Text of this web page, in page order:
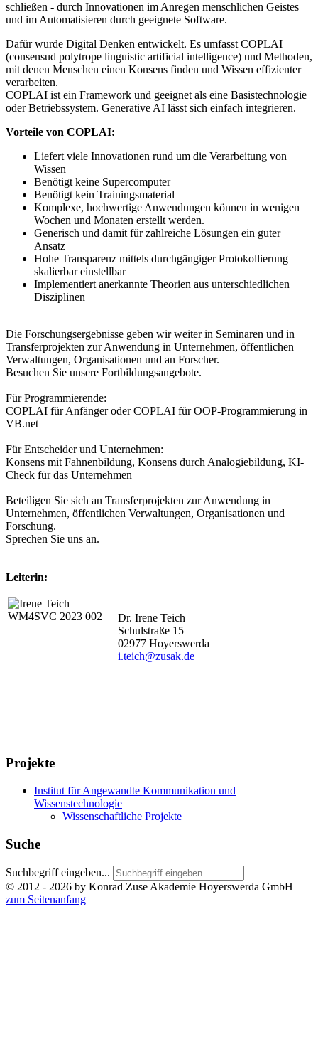
schließen - durch Innovationen im Anregen menschlichen Geistes
und im Automatisieren durch geeignete Software.
Dafür wurde Digital Denken entwickelt. Es umfasst COPLAI
(consensud polytrope linguistic artificial intelligence) und Methoden,
mit denen Menschen einen Konsens finden und Wissen effizienter
verarbeiten.
COPLAI ist ein Framework und geeignet als eine Basistechnologie
oder Betriebssystem. Generative AI lässt sich einfach integrieren.
Vorteile von COPLAI:
Liefert viele Innovationen rund um die Verarbeitung von
Wissen
Benötigt keine Supercomputer
Benötigt kein Trainingsmaterial
Komplexe, hochwertige Anwendungen können in wenigen
Wochen und Monaten erstellt werden.
Generisch und damit für zahlreiche Lösungen ein guter
Ansatz
Hohe Transparenz mittels durchgängiger Protokollierung
skalierbar einstellbar
Implementiert anerkannte Theorien aus unterschiedlichen
Disziplinen
Die Forschungsergebnisse geben wir weiter in Seminaren und in
Transferprojekten zur Anwendung in Unternehmen, öffentlichen
Verwaltungen, Organisationen und an Forscher.
Besuchen Sie unsere Fortbildungsangebote.
Für Programmierende:
COPLAI für Anfänger oder COPLAI für OOP-Programmierung in
VB.net
Für Entscheider und Unternehmen:
Konsens mit Fahnenbildung, Konsens durch Analogiebildung, KI-
Check für das Unternehmen
Beteiligen Sie sich an Transferprojekten zur Anwendung in
Unternehmen, öffentlichen Verwaltungen, Organisationen und
Forschung.
Sprechen Sie uns an.
Leiterin:
Dr. Irene Teich
Schulstraße 15
02977 Hoyerswerda
i.teich@zusak.de
Projekte
Institut für Angewandte Kommunikation und
Wissenstechnologie
Wissenschaftliche Projekte
Suche
Suchbegriff eingeben...
© 2012 - 2026 by Konrad Zuse Akademie Hoyerswerda GmbH |
zum Seitenanfang